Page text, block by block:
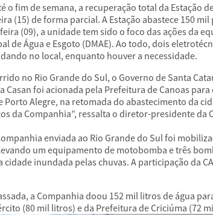
o fim de semana, a recuperação total da Estação
(15) de forma parcial. A Estação abastece 150
(09), a unidade tem sido o foco das ações da
de Água e Esgoto (DMAE). Ao todo, dois
no local, enquanto houver a necessidade.
no Rio Grande do Sul, o Governo de Santa
Casan foi acionada pela Prefeitura de Canoas
Porto Alegre, na retomada do abastecimento da
da Companhia”, ressalta o diretor-presidente da
enviada ao Rio Grande do Sul foi
um equipamento de motobomba e três
cidade inundada pelas chuvas. A participação da
a Companhia doou 152 mil litros de água
(80 mil litros) e da Prefeitura de Criciúma (72